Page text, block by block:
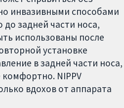
инвазивными способами
задней части носа,
использованы после
установке
в задней части носа,
NIPPV
вдохов от аппарата